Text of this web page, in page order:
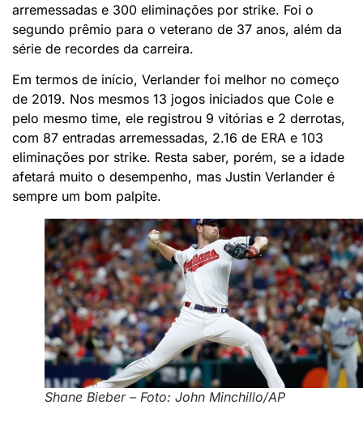
arremessadas e 300 eliminações por strike. Foi o
segundo prêmio para o veterano de 37 anos, além da
série de recordes da carreira.
Em termos de início, Verlander foi melhor no começo
de 2019. Nos mesmos 13 jogos iniciados que Cole e
pelo mesmo time, ele registrou 9 vitórias e 2 derrotas,
com 87 entradas arremessadas, 2.16 de ERA e 103
eliminações por strike. Resta saber, porém, se a idade
afetará muito o desempenho, mas Justin Verlander é
sempre um bom palpite.
Shane Bieber – Foto: John Minchillo/AP